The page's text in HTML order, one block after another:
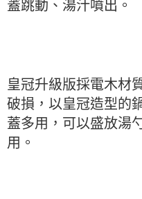
蓋跳動、湯汁噴出。
皇冠升級版採電木材
破損，以皇冠造型的
蓋多用，可以盛放湯
用。